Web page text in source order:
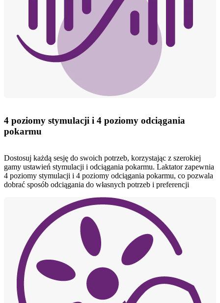
4 poziomy stymulacji i 4 poziomy odciągania
pokarmu
Dostosuj każdą sesję do swoich potrzeb, korzystając z szerokiej
gamy ustawień stymulacji i odciągania pokarmu. Laktator zapewnia
4 poziomy stymulacji i 4 poziomy odciągania pokarmu, co pozwala
dobrać sposób odciągania do własnych potrzeb i preferencji